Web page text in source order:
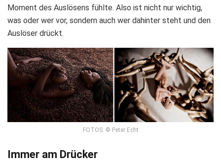
Moment des Auslösens fühlte. Also ist nicht nur wichtig,
was oder wer vor, sondern auch wer dahinter steht und den
Auslöser drückt.
FOTOS: © Peter Echt
Immer am Drücker